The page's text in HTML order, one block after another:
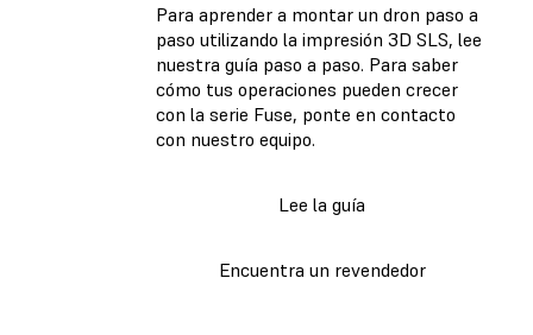
Para aprender a montar un dron paso a
paso utilizando la impresión 3D SLS, lee
nuestra guía paso a paso. Para saber
cómo tus operaciones pueden crecer
con la serie Fuse, ponte en contacto
con nuestro equipo.
Lee la guía
Encuentra un revendedor